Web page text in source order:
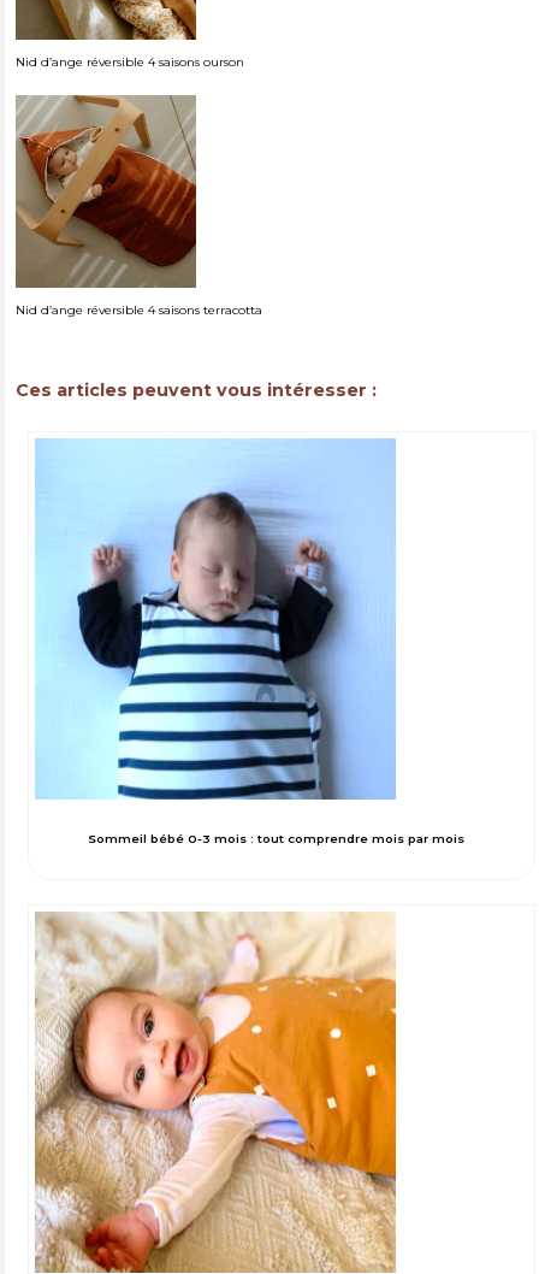
Nid d’ange réversible 4 saisons ourson
Nid d’ange réversible 4 saisons terracotta
Ces articles peuvent vous intéresser :
Sommeil bébé 0-3 mois : tout comprendre mois par mois